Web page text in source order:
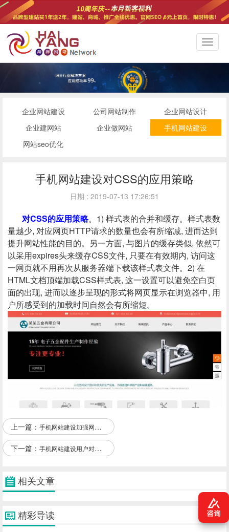
切
换
导
企业网站建设 公司网站制作
企业网站设计
企业建网站
企业做网站
手机网站建设
网站seo优化
手机网站建设对CSS的应用策略
日期 : 2019-07-13 17:26:51
对CSS的应用策略。1) 样式表的合并和缓存。样式表数
量越少, 对应网页HTTP请求的数量也会有所缩减, 进而达到
提升网站性能的目的。另一方面, 与图片的缓存类似, 依然可
以采用expires头来缓存CSS文件, 只要在有效期内, 访问这
一网页就不用再次从服务器端下载该样式表文件。2) 在
HTML文档顶端加载CSS样式表, 这一设置可以避免空白页
面的出现, 进而以逐步呈现的形式将网页显示在浏览器中, 用
户所感受到的加载时间自然会有所缩短。
上一篇： 手机网站建设加强网络信息安全知识教育
下一篇： 手机网站建设用户对网页设计中视觉元素的功能需求
相关文章
精彩导读